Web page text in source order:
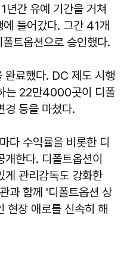
년간 유예 기간을 거쳐
들어갔다. 그간 41개
트옵션으로 승인했다.
완료했다. DC 제도 시행
는 22만4000곳이 디폴
경 등을 마쳤다.
다 수익률을 비롯한 디
한다. 디폴트옵션이
게 관리감독도 강화한
과 함께 '디폴트옵션 상
현장 애로를 신속히 해